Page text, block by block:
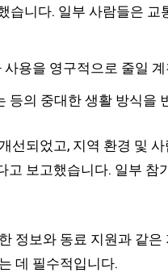
습니다. 일부 사람들은
용을 영구적으로 줄일
등의 중대한 생활 방식을
선되었고, 지역 환경 및
보고했습니다. 일부 참
정보와 동료 지원과 같
데 필수적입니다.